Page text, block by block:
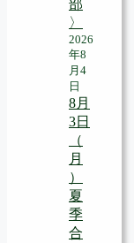
部
〉
2026
年8
月4
日
8月
3日
（
月
）
夏
季
合